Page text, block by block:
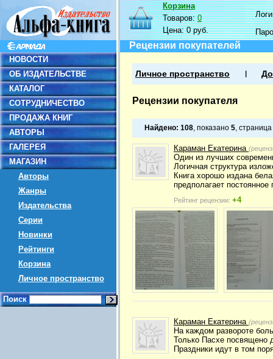
НОВОСТИ
ОБ ИЗДАТЕЛЬСТВЕ
КАТАЛОГ
СОТРУДНИЧЕСТВО
ПРОДАЖА КНИГ
АВТОРЫ
ГАЛЕРЕЯ
МАГАЗИН
Авторы
Жанры
Издательства
Серии
Новинки
Рейтинги
Корзина
Личное пространство
Поиск
Корзина
Товаров:0
Цена:0 руб.
Рецензии покупателей
Личное пространство
Рецензии покупателя
Найдено: 108, показано 5, страница
Караман Екатерина
Один из лучших
Логичная структура
Книга хорошо издана
предполагает
Рейтинг рецензии: +4
Караман Екатерина
На каждом развороте
Только Пасхе посвящено
Праздники идут в том